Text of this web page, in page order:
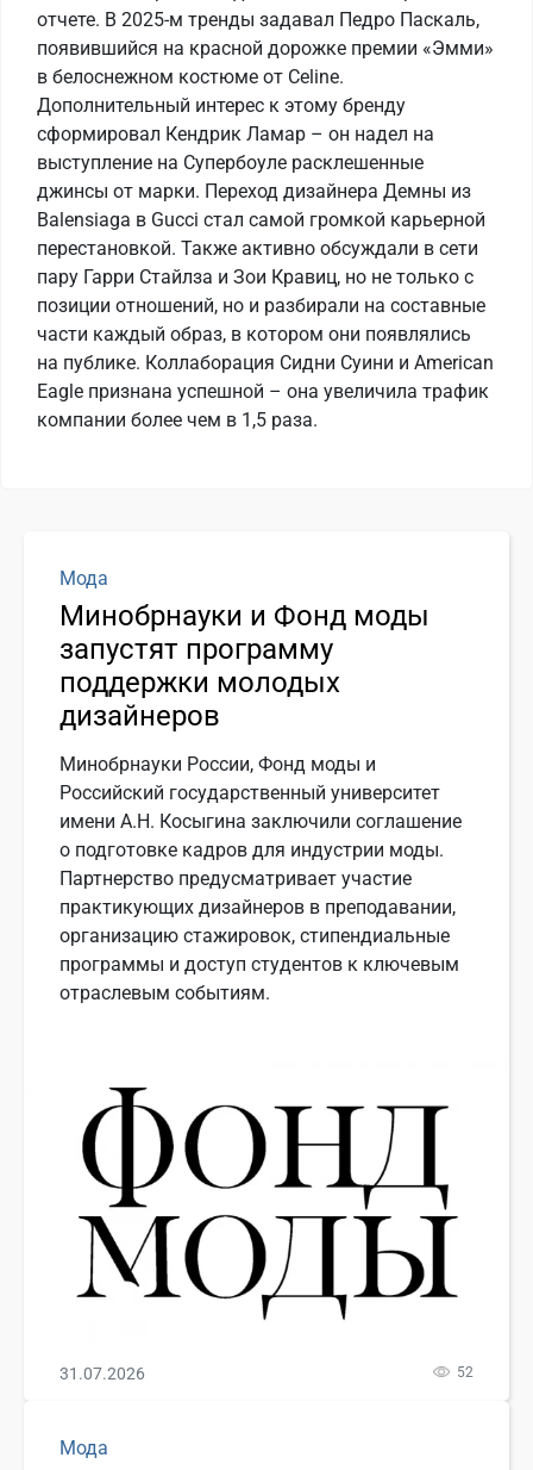
отчете. В 2025-м тренды задавал Педро Паскаль,
появившийся на красной дорожке премии «Эмми»
в белоснежном костюме от Celine.
Дополнительный интерес к этому бренду
сформировал Кендрик Ламар – он надел на
выступление на Супербоуле расклешенные
джинсы от марки. Переход дизайнера Демны из
Balensiaga в Gucci стал самой громкой карьерной
перестановкой. Также активно обсуждали в сети
пару Гарри Стайлза и Зои Кравиц, но не только с
позиции отношений, но и разбирали на составные
части каждый образ, в котором они появлялись
на публике. Коллаборация Сидни Суини и American
Eagle признана успешной – она увеличила трафик
компании более чем в 1,5 раза.
Мода
Минобрнауки и Фонд моды
запустят программу
поддержки молодых
дизайнеров
Минобрнауки России, Фонд моды и
Российский государственный университет
имени А.Н. Косыгина заключили соглашение
о подготовке кадров для индустрии моды.
Партнерство предусматривает участие
практикующих дизайнеров в преподавании,
организацию стажировок, стипендиальные
программы и доступ студентов к ключевым
отраслевым событиям.
31.07.2026 52
Мода